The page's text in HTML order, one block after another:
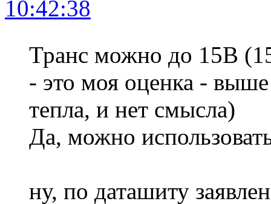
10:42:38
Транс можно до 15В
- это моя оценка -
тепла, и нет смысла)
Да, можно
ну, по даташиту